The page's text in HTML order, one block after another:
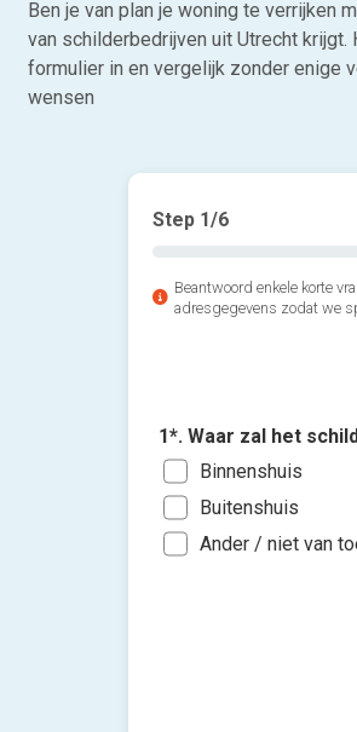
Ben je van plan je woning te verrijken
van schilderbedrijven uit Utrecht
formulier in en vergelijk zonder enige
wensen
Step 1/6
Beantwoord enkele korte
adresgegevens zodat we
1*. Waar zal het
Binnenshuis
Buitenshuis
Ander / niet van